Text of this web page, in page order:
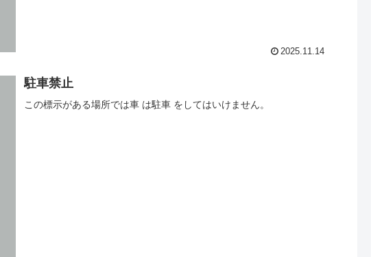
2025.11.14
駐車禁止
この標示がある場所では車 は駐車 をしてはいけません。